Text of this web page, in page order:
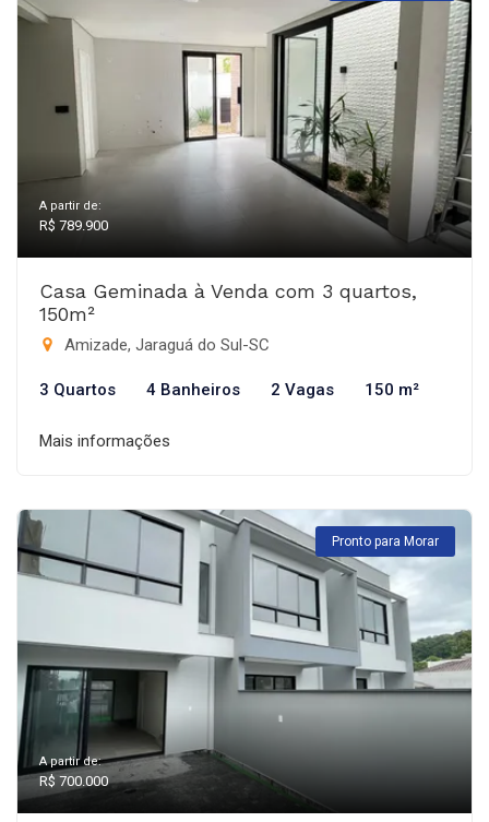
A partir de:
R$ 789.900
Casa Geminada à Venda com 3 quartos,
150m²
Amizade, Jaraguá do Sul-SC
3 Quartos 4 Banheiros 2 Vagas 150 m²
Mais informações
Pronto para Morar
A partir de:
R$ 700.000